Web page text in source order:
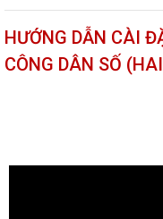
HƯỚNG DẪN CÀI
CÔNG DÂN SỐ